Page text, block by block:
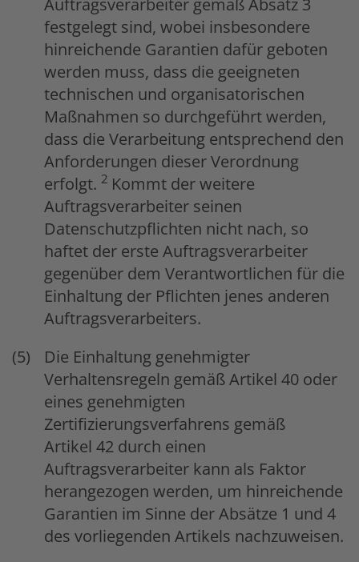
festgelegt sind, wobei insbesondere
hinreichende Garantien dafür geboten
werden muss, dass die geeigneten
technischen und organisatorischen
Maßnahmen so durchgeführt werden,
dass die Verarbeitung entsprechend den
Anforderungen dieser Verordnung
erfolgt. 2 Kommt der weitere
Auftragsverarbeiter seinen
Datenschutzpflichten nicht nach, so
haftet der erste Auftragsverarbeiter
gegenüber dem Verantwortlichen für die
Einhaltung der Pflichten jenes anderen
Auftragsverarbeiters.
Die Einhaltung genehmigter
Verhaltensregeln gemäß Artikel 40 oder
eines genehmigten
Zertifizierungsverfahrens gemäß
Artikel 42 durch einen
Auftragsverarbeiter kann als Faktor
herangezogen werden, um hinreichende
Garantien im Sinne der Absätze 1 und 4
des vorliegenden Artikels nachzuweisen.